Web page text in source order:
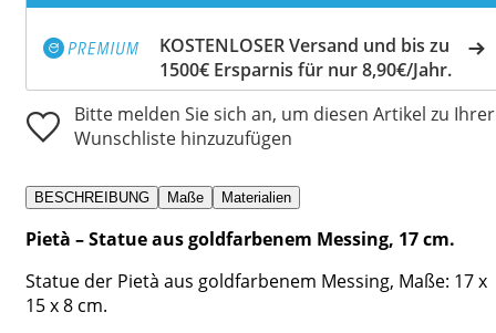
KOSTENLOSER Versand und bis zu
1500€ Ersparnis für nur 8,90€/Jahr.
Bitte melden Sie sich an, um diesen Artikel zu Ihrer
Wunschliste hinzuzufügen
BESCHREIBUNG Maße Materialien
Pietà – Statue aus goldfarbenem Messing, 17 cm.
Statue der Pietà aus goldfarbenem Messing, Maße: 17 x
15 x 8 cm.